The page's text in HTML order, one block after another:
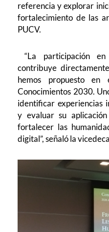
referencia y explorar
fortalecimiento de las
PUCV.
“La participación
contribuye
hemos propuesto
Conocimientos 2030.
identificar experiencias
y evaluar su
fortalecer las
digital”, señaló la